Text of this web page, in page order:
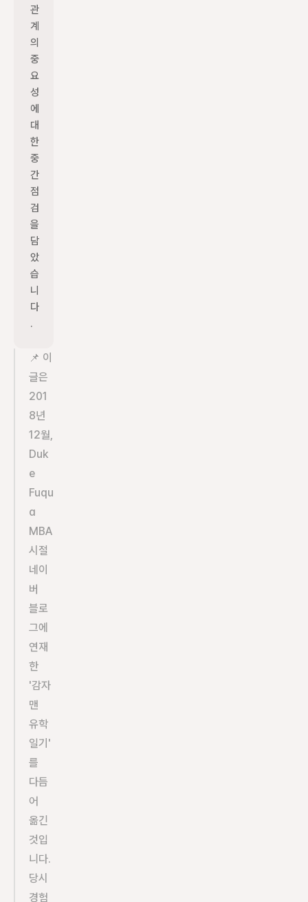
관
계
의
중
요
성
에
대
한
중
간
점
검
을
담
았
습
니
다
.
📌 이
글은
201
8년
12월,
Duk
e
Fuqu
a
MBA
시절
네이
버
블로
그에
연재
한
'감자
맨
유학
일기'
를
다듬
어
옮긴
것입
니다.
당시
경험